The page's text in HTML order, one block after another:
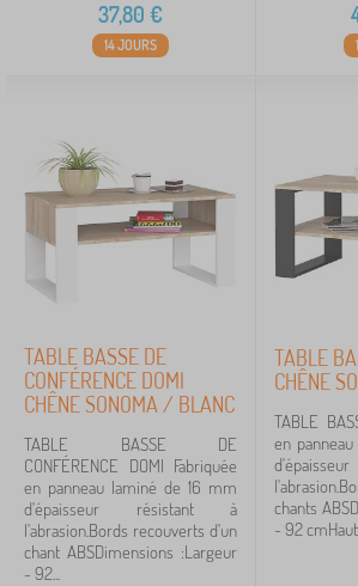
37,80 €
14 JOURS
TABLE BASSE DE
CONFÉRENCE DOMI
CHÊNE SONOMA / BLANC
TABLE BASSE DE
CONFÉRENCE DOMI Fabriquée
en panneau laminé de 16 mm
d'épaisseur résistant à
l'abrasion.Bords recouverts d'un
chant ABSDimensions :Largeur
- 92...
TABLE
CHÊNE
TABLE
en
chants
- 92